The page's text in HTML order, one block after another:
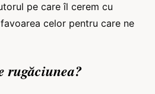
pe care îl cerem cu
celor pentru care ne
rugăciunea?